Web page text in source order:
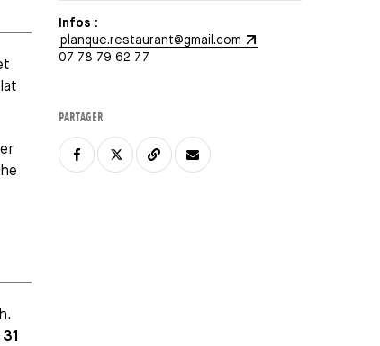
Infos :
planque.restaurant@gmail.com
07 78 79 62 77
PARTAGER